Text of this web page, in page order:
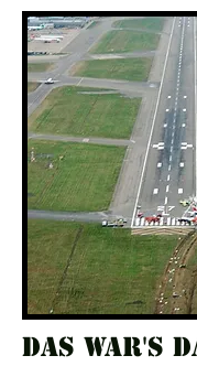
Das War's